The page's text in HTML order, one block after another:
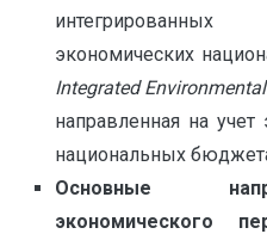
экономических
Integrated Environmental
направленная на учет
национальных
Основные
экономического